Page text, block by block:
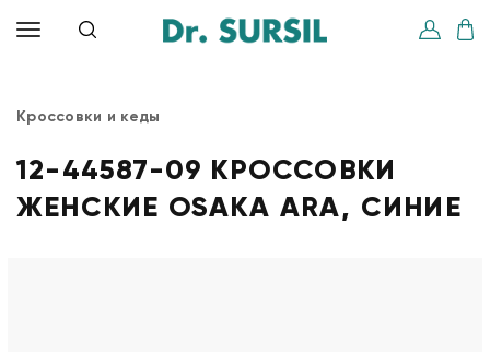
Кроссовки и кеды
12-44587-09 КРОССОВКИ
ЖЕНСКИЕ OSAKA ARA, СИНИЕ